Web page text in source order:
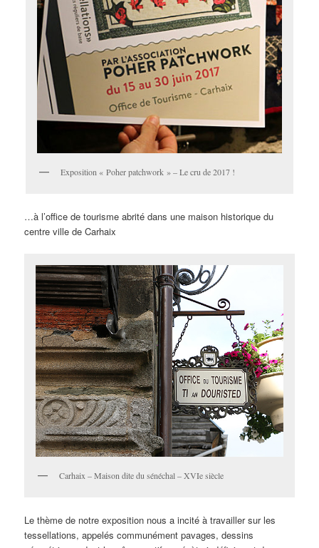
Exposition « Poher patchwork » – Le cru de 2017 !
…à l’office de tourisme abrité dans une maison historique du
centre ville de Carhaix
Carhaix – Maison dite du sénéchal – XVIe siècle
Le thème de notre exposition nous a incité à travailler sur les
tessellations, appelés communément pavages, dessins